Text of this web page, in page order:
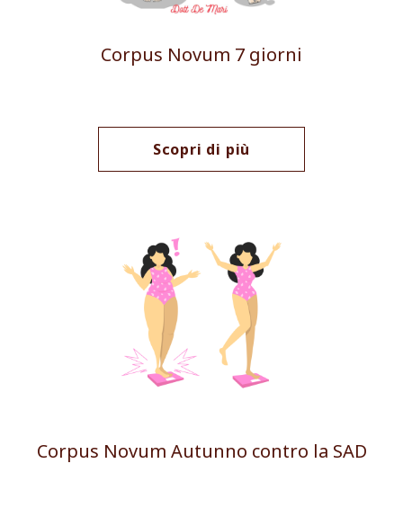
Corpus Novum 7 giorni
Scopri di più
Corpus Novum Autunno contro la SAD